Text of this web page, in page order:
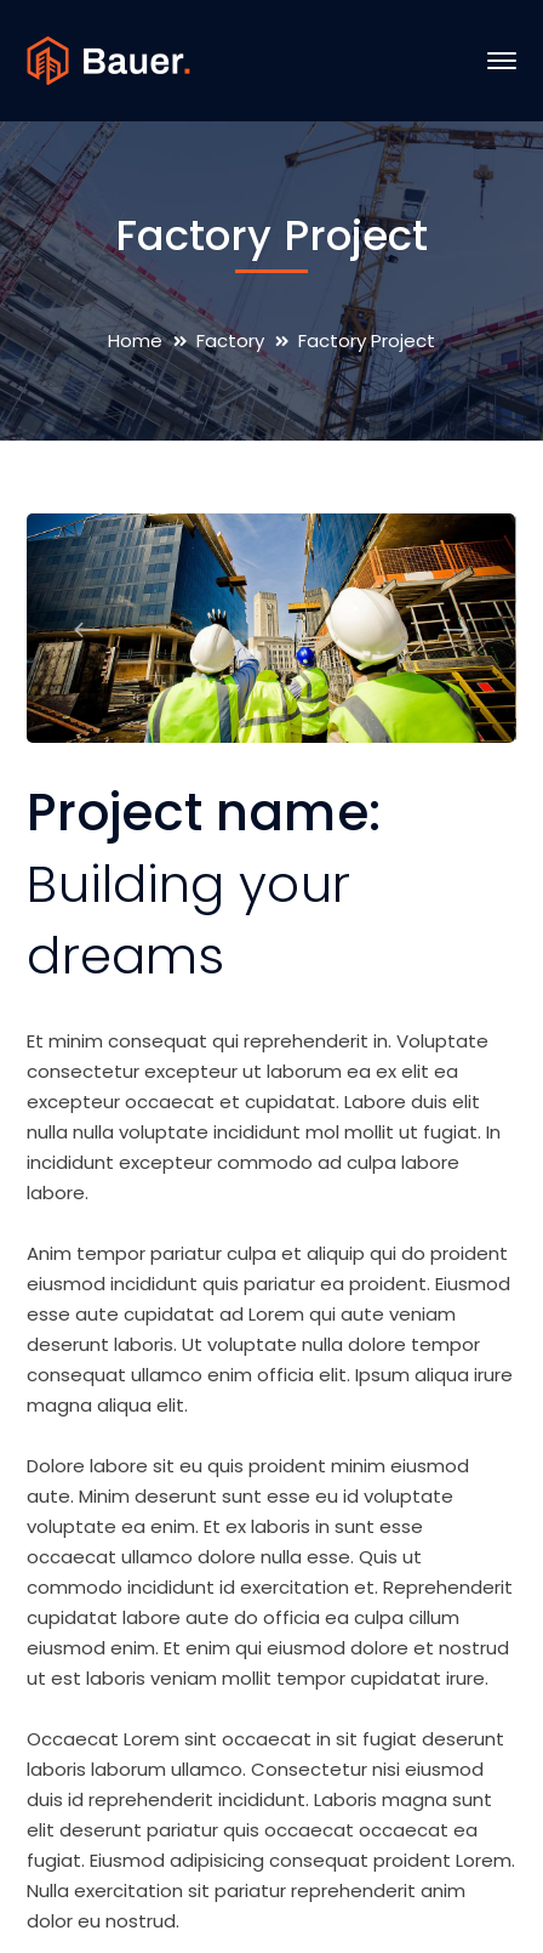
Factory Project
Home Factory Factory Project
Project name:
Building your
dreams
Et minim consequat qui reprehenderit in. Voluptate
consectetur excepteur ut laborum ea ex elit ea
excepteur occaecat et cupidatat. Labore duis elit
nulla nulla voluptate incididunt mol mollit ut fugiat. In
incididunt excepteur commodo ad culpa labore
labore.
Anim tempor pariatur culpa et aliquip qui do proident
eiusmod incididunt quis pariatur ea proident. Eiusmod
esse aute cupidatat ad Lorem qui aute veniam
deserunt laboris. Ut voluptate nulla dolore tempor
consequat ullamco enim officia elit. Ipsum aliqua irure
magna aliqua elit.
Dolore labore sit eu quis proident minim eiusmod
aute. Minim deserunt sunt esse eu id voluptate
voluptate ea enim. Et ex laboris in sunt esse
occaecat ullamco dolore nulla esse. Quis ut
commodo incididunt id exercitation et. Reprehenderit
cupidatat labore aute do officia ea culpa cillum
eiusmod enim. Et enim qui eiusmod dolore et nostrud
ut est laboris veniam mollit tempor cupidatat irure.
Occaecat Lorem sint occaecat in sit fugiat deserunt
laboris laborum ullamco. Consectetur nisi eiusmod
duis id reprehenderit incididunt. Laboris magna sunt
elit deserunt pariatur quis occaecat occaecat ea
fugiat. Eiusmod adipisicing consequat proident Lorem.
Nulla exercitation sit pariatur reprehenderit anim
dolor eu nostrud.